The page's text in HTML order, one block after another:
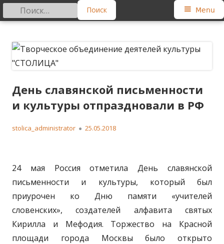
contentдеятелей культуры "СТОЛИЦА"
Primary
Menu
Найти:
День славянской письменности
и культуры отпраздновали в РФ
Author
stolica_administrator
Published
25.05.2018
24 мая Россия отметила День славянской
письменности и культуры, который был
приурочен ко Дню памяти «учителей
словенских», создателей алфавита святых
Кирилла и Мефодия. Торжество на Красной
площади города Москвы было открыто